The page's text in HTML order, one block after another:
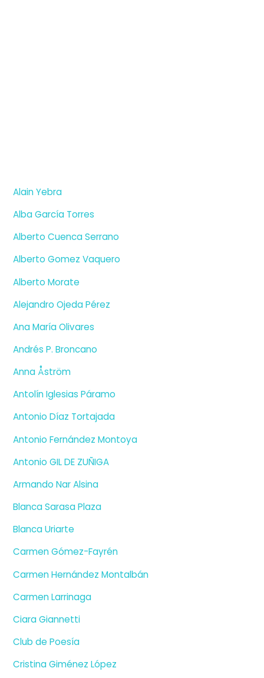
Alain Yebra
Alba García Torres
Alberto Cuenca Serrano
Alberto Gomez Vaquero
Alberto Morate
Alejandro Ojeda Pérez
Ana María Olivares
Andrés P. Broncano
Anna Åström
Antolín Iglesias Páramo
Antonio Díaz Tortajada
Antonio Fernández Montoya
Antonio GIL DE ZUÑIGA
Armando Nar Alsina
Blanca Sarasa Plaza
Blanca Uriarte
Carmen Gómez-Fayrén
Carmen Hernández Montalbán
Carmen Larrinaga
Ciara Giannetti
Club de Poesía
Cristina Giménez López